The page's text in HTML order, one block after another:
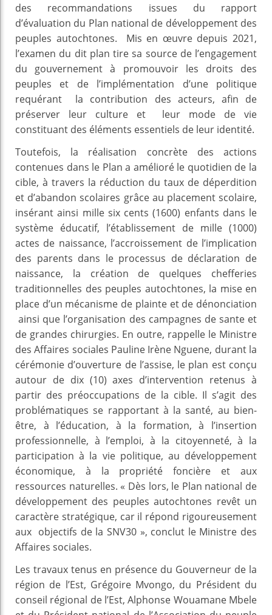
des recommandations issues du rapport
d’évaluation du Plan national de développement des
peuples autochtones. Mis en œuvre depuis 2021,
l’examen du dit plan tire sa source de l’engagement
du gouvernement à promouvoir les droits des
peuples et de l’implémentation d’une politique
requérant la contribution des acteurs, afin de
préserver leur culture et leur mode de vie
constituant des éléments essentiels de leur identité.
Toutefois, la réalisation concrète des actions
contenues dans le Plan a amélioré le quotidien de la
cible, à travers la réduction du taux de déperdition
et d’abandon scolaires grâce au placement scolaire,
insérant ainsi mille six cents (1600) enfants dans le
système éducatif, l’établissement de mille (1000)
actes de naissance, l’accroissement de l’implication
des parents dans le processus de déclaration de
naissance, la création de quelques chefferies
traditionnelles des peuples autochtones, la mise en
place d’un mécanisme de plainte et de dénonciation
ainsi que l’organisation des campagnes de sante et
de grandes chirurgies. En outre, rappelle le Ministre
des Affaires sociales Pauline Irène Nguene, durant la
cérémonie d’ouverture de l’assise, le plan est conçu
autour de dix (10) axes d’intervention retenus à
partir des préoccupations de la cible. Il s’agit des
problématiques se rapportant à la santé, au bien-
être, à l’éducation, à la formation, à l’insertion
professionnelle, à l’emploi, à la citoyenneté, à la
participation à la vie politique, au développement
économique, à la propriété foncière et aux
ressources naturelles. « Dès lors, le Plan national de
développement des peuples autochtones revêt un
caractère stratégique, car il répond rigoureusement
aux objectifs de la SNV30 », conclut le Ministre des
Affaires sociales.
Les travaux tenus en présence du Gouverneur de la
région de l’Est, Grégoire Mvongo, du Président du
conseil régional de l’Est, Alphonse Wouamane Mbele